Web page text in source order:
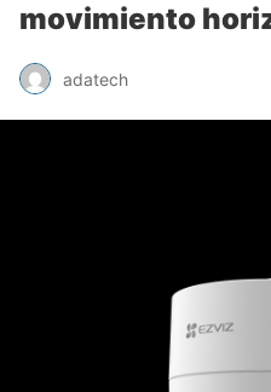
movimiento
adatech